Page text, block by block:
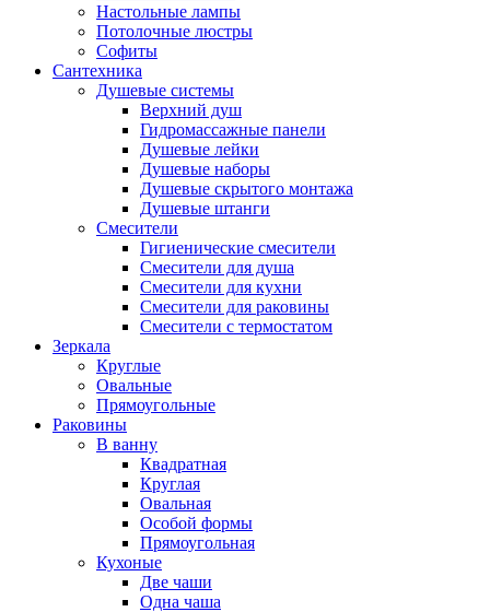
Настольные лампы
Потолочные люстры
Софиты
Сантехника
Душевые системы
Верхний душ
Гидромассажные панели
Душевые лейки
Душевые наборы
Душевые скрытого монтажа
Душевые штанги
Смесители
Гигиенические смесители
Смесители для душа
Смесители для кухни
Смесители для раковины
Смесители с термостатом
Зеркала
Круглые
Овальные
Прямоугольные
Раковины
В ванну
Квадратная
Круглая
Овальная
Особой формы
Прямоугольная
Кухоные
Две чаши
Одна чаша